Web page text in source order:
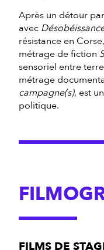
Après un détour
avec
résistance en
métrage de fiction
sensoriel entre
métrage
campagne(s), est
politique.
FILMS DE